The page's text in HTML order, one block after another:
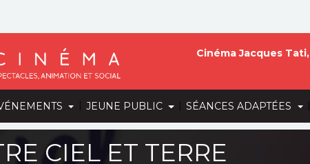
| JEUNE PUBLIC | SÉANCES ADAPTÉES |
Cinéma Jacques Tati,
CIEL ET TERRE